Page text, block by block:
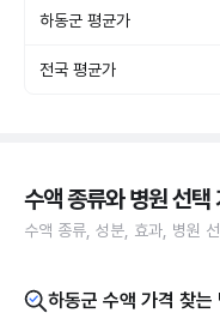
하동군 평균가
전국 평균가
수액 종류와 병원 선택
수액 종류, 성분, 효과, 병원
하동군 수액 가격 찾는